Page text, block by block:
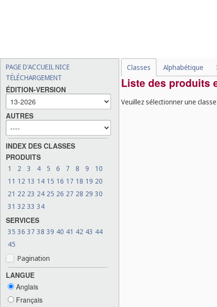
PAGE D'ACCUEIL NICE
TÉLÉCHARGEMENT
ÉDITION-VERSION
AUTRES
INDEX DES CLASSES
PRODUITS
1 2 3 4 5 6 7 8 9
10
11 12 13 14 15 16 17 18 19 20
21 22 23 24 25 26 27 28 29 30
31 32 33 34
SERVICES
35 36 37 38 39 40 41 42 43 44
45
Pagination
LANGUE
Anglais
Français
Classes Alphabétique
Liste des produits
Veuillez sélectionner une